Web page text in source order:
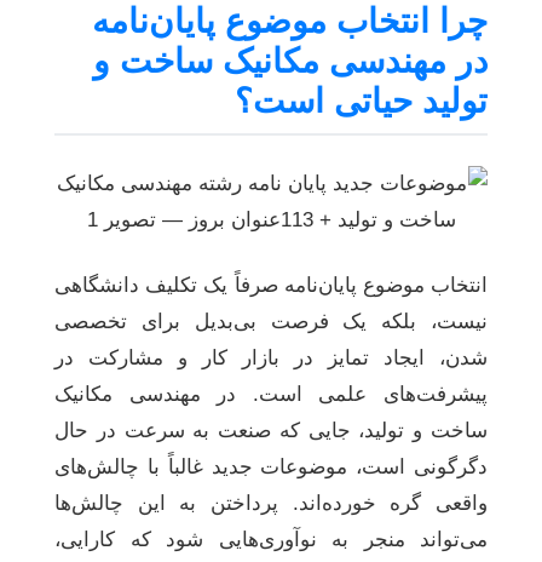
چرا انتخاب موضوع پایان‌نامه
در مهندسی مکانیک ساخت و
تولید حیاتی است؟
انتخاب موضوع پایان‌نامه صرفاً یک تکلیف دانشگاهی
نیست، بلکه یک فرصت بی‌بدیل برای تخصصی
شدن، ایجاد تمایز در بازار کار و مشارکت در
پیشرفت‌های علمی است. در مهندسی مکانیک
ساخت و تولید، جایی که صنعت به سرعت در حال
دگرگونی است، موضوعات جدید غالباً با چالش‌های
واقعی گره خورده‌اند. پرداختن به این چالش‌ها
می‌تواند منجر به نوآوری‌هایی شود که کارایی،